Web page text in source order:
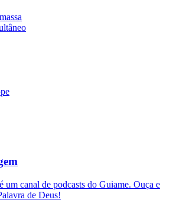
um canal de podcasts do Guiame. Ouça e
de Deus!